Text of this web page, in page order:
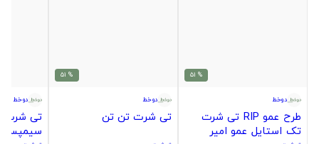
% 51
دوخط
طرح عمو RIP تی شرت
تک استایل عمو امیر
% 51
دوخط
تی شرت تن تن
دوخط
تی شرت